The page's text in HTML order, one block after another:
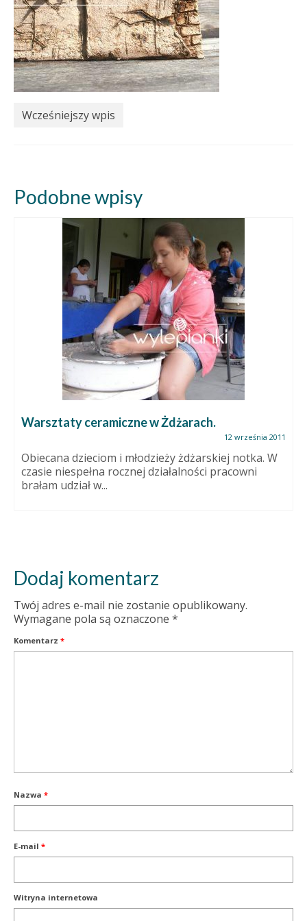
Wcześniejszy wpis
Podobne wpisy
Warsztaty ceramiczne w Żdżarach.
12 września 2011
Obiecana dzieciom i młodzieży żdżarskiej notka. W
czasie niespełna rocznej działalności pracowni
brałam udział w...
Dodaj komentarz
Twój adres e-mail nie zostanie opublikowany.
Wymagane pola są oznaczone *
Komentarz *
Nazwa *
E-mail *
Witryna internetowa